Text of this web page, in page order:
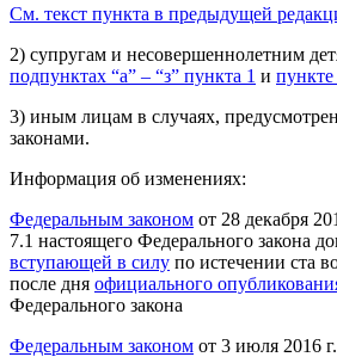
См. текст пункта в предыдущей
2) супругам и несовершеннолетним
подпунктах “а” – “з” пункта 1 и пункте
3) иным лицам в случаях,
законами.
Информация об изменениях:
Федеральным законом от 28 декабря
7.1 настоящего Федерального закона
вступающей в силу по истечении ста
после дня официального
Федерального закона
Федеральным законом от 3 июля 2016